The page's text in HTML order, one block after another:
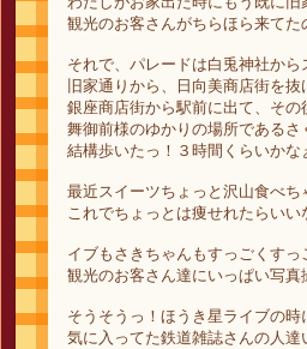
観光のお客さんがちらほら来てた
それで、パレードは白兎神社から
旧家通りから、日向美商店街を抜
銀座商店街から駅前に出て、その
舞御前様のゆかりの場所である
結構歩いたっ！３時間くらいかな
最近スイーツちょっと沢山食べち
これでちょっとは痩せれたらいい
イブもさきちゃんもすっごくす
観光のお客さん達にいっぱい写真
そうそうっ！ほうき星ライブの時
気に入ってた鉄道雑誌さんの人